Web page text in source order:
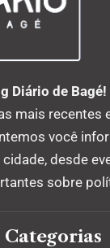
Diário de Bagé!
mais recentes
você
desde
sobre
Categorias